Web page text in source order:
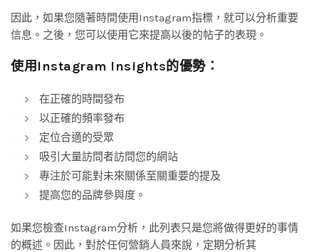
因此，如果您隨著時間使用Instagram指標，就可以分析重要
信息。之後，您可以使用它來提高以後的帖子的表現。
使用Instagram Insights的優勢：
在正確的時間發布
以正確的頻率發布
定位合適的受眾
吸引大量訪問者訪問您的網站
專注於可能對未來關係至關重要的提及
提高您的品牌參與度。
如果您檢查Instagram分析，此列表只是您將做得更好的事情
的概述。因此，對於任何營銷人員來說，定期分析其